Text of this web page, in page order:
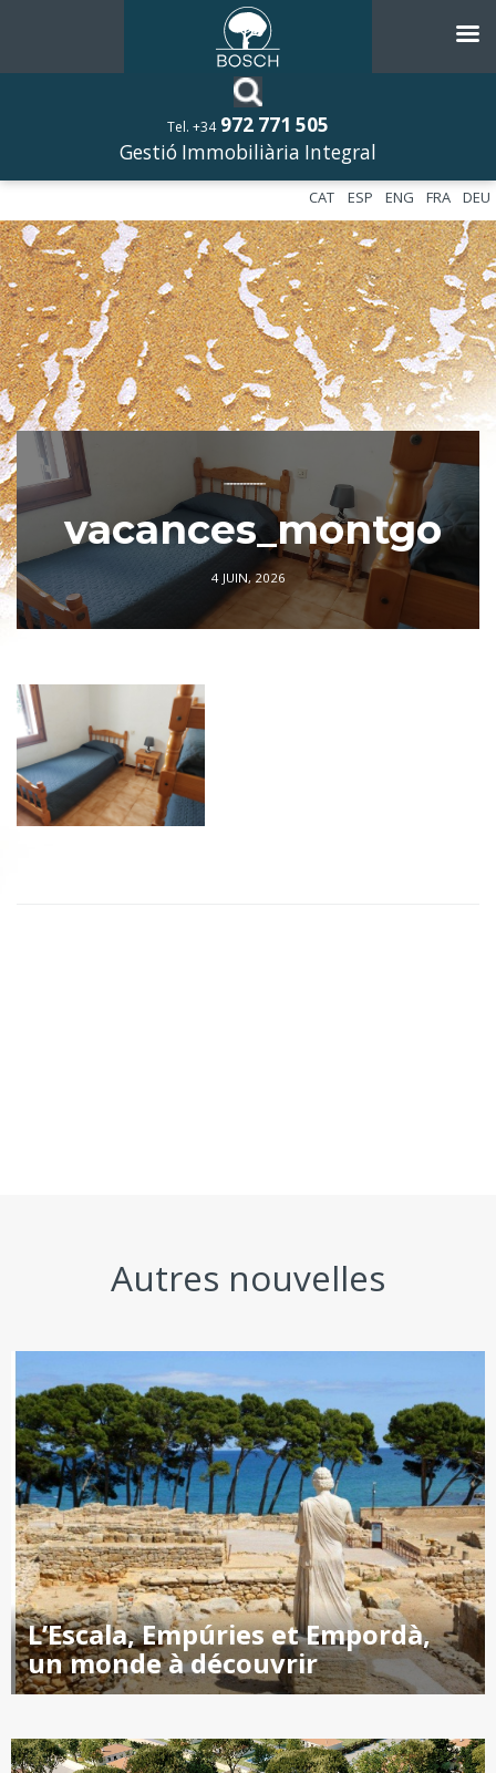
Tel. +34 972 771 505
Gestió Immobiliària Integral
DEU
FRA
ENG
ESP
CAT
––––––––––––
vacances_montgo
4 JUIN, 2026
Autres nouvelles
L’Escala, Empúries et Empordà,
un monde à découvrir